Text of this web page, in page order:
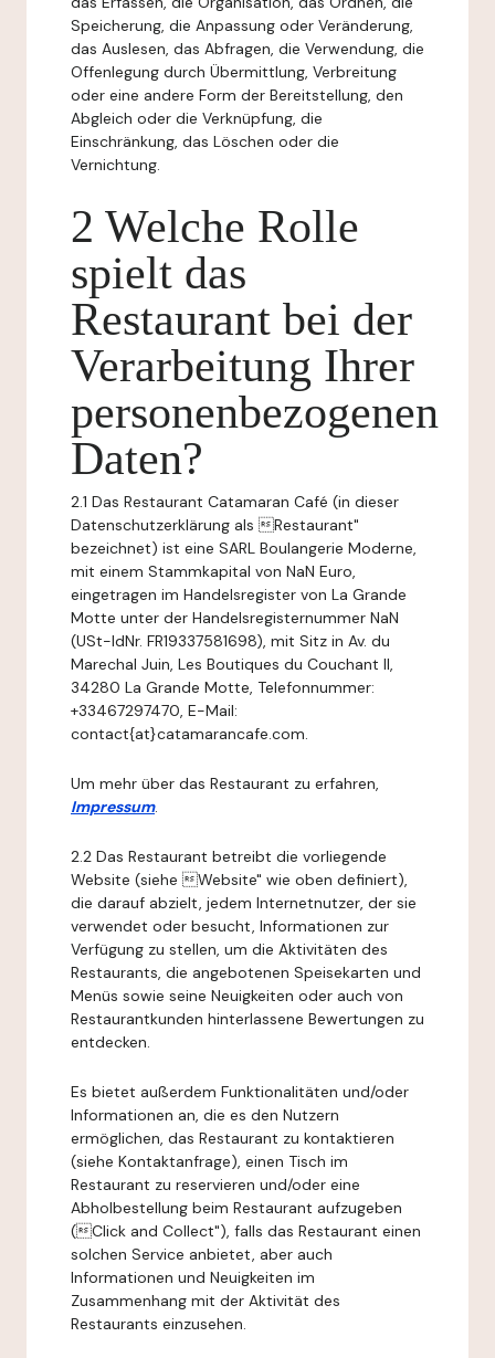
Speicherung, die Anpassung oder Veränderung,
das Auslesen, das Abfragen, die Verwendung, die
Offenlegung durch Übermittlung, Verbreitung
oder eine andere Form der Bereitstellung, den
Abgleich oder die Verknüpfung, die
Einschränkung, das Löschen oder die
Vernichtung.
2 Welche Rolle
spielt das
Restaurant bei der
Verarbeitung Ihrer
personenbezogenen
Daten?
2.1 Das Restaurant Catamaran Café (in dieser
Datenschutzerklärung als Restaurant"
bezeichnet) ist eine SARL Boulangerie Moderne,
mit einem Stammkapital von NaN Euro,
eingetragen im Handelsregister von La Grande
Motte unter der Handelsregisternummer NaN
(USt-IdNr. FR19337581698), mit Sitz in Av. du
Marechal Juin, Les Boutiques du Couchant II,
34280 La Grande Motte, Telefonnummer:
+33467297470, E-Mail:
contact{at}catamarancafe.com.
Um mehr über das Restaurant zu erfahren,
Impressum.
2.2 Das Restaurant betreibt die vorliegende
Website (siehe Website" wie oben definiert),
die darauf abzielt, jedem Internetnutzer, der sie
verwendet oder besucht, Informationen zur
Verfügung zu stellen, um die Aktivitäten des
Restaurants, die angebotenen Speisekarten und
Menüs sowie seine Neuigkeiten oder auch von
Restaurantkunden hinterlassene Bewertungen zu
entdecken.
Es bietet außerdem Funktionalitäten und/oder
Informationen an, die es den Nutzern
ermöglichen, das Restaurant zu kontaktieren
(siehe Kontaktanfrage), einen Tisch im
Restaurant zu reservieren und/oder eine
Abholbestellung beim Restaurant aufzugeben
(Click and Collect"), falls das Restaurant einen
solchen Service anbietet, aber auch
Informationen und Neuigkeiten im
Zusammenhang mit der Aktivität des
Restaurants einzusehen.